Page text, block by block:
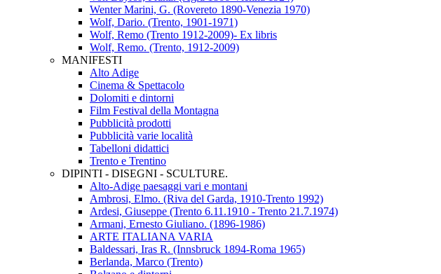
Wenter Marini, G. (Rovereto 1890-Venezia 1970)
Wolf, Dario. (Trento, 1901-1971)
Wolf, Remo (Trento 1912-2009)- Ex libris
Wolf, Remo. (Trento, 1912-2009)
MANIFESTI
Alto Adige
Cinema & Spettacolo
Dolomiti e dintorni
Film Festival della Montagna
Pubblicità prodotti
Pubblicità varie località
Tabelloni didattici
Trento e Trentino
DIPINTI - DISEGNI - SCULTURE.
Alto-Adige paesaggi vari e montani
Ambrosi, Elmo. (Riva del Garda, 1910-Trento 1992)
Ardesi, Giuseppe (Trento 6.11.1910 - Trento 21.7.1974)
Armani, Ernesto Giuliano. (1896-1986)
ARTE ITALIANA VARIA
Baldessari, Iras R. (Innsbruck 1894-Roma 1965)
Berlanda, Marco (Trento)